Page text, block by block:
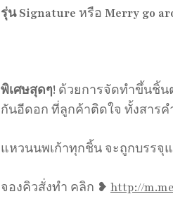
รุ่น Signature หรือ Merry go
พิเศษสุดๆ! ด้วยการจัดทำขึ้นชิ้น
กันอีดอก ที่ลูกค้าติดใจ ทั้งสาร
แหวนนพเก้าทุกชิ้น จะถูกบรรจุ
จองคิวสั่งทำ คลิก ❥ http://